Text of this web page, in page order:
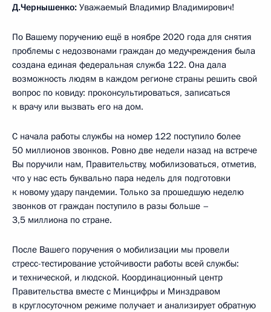
Д.Чернышенко: Уважаемый Владимир Владимирович!
По Вашему поручению ещё в ноябре 2020 года для снятия
проблемы с недозвонами граждан до медучреждения была
создана единая федеральная служба 122. Она дала
возможность людям в каждом регионе страны решить свой
вопрос по ковиду: проконсультироваться, записаться
к врачу или вызвать его на дом.
С начала работы службы на номер 122 поступило более
50 миллионов звонков. Ровно две недели назад на встрече
Вы поручили нам, Правительству, мобилизоваться, отметив,
что у нас есть буквально пара недель для подготовки
к новому удару пандемии. Только за прошедшую неделю
звонков от граждан поступило в разы больше –
3,5 миллиона по стране.
После Вашего поручения о мобилизации мы провели
стресс-тестирование устойчивости работы всей службы:
и технической, и людской. Координационный центр
Правительства вместе с Минцифры и Минздравом
в круглосуточном режиме получает и анализирует обратную